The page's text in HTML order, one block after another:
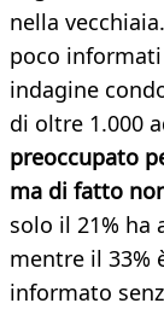
nella
poco informati
indagine
di oltre 1.000
preoccupato
ma di fatto
solo il 21% ha
mentre il 33%
informato